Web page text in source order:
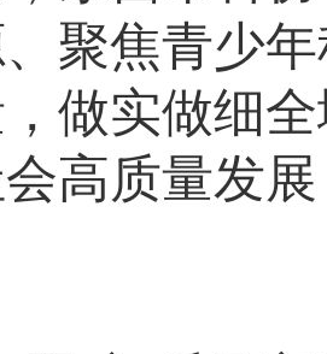
聚焦青少
做实做细
高质量发